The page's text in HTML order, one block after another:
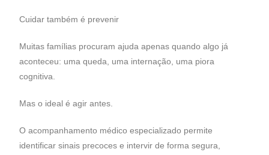
Cuidar também é prevenir
Muitas famílias procuram ajuda apenas quando algo já
aconteceu: uma queda, uma internação, uma piora
cognitiva.
Mas o ideal é agir antes.
O acompanhamento médico especializado permite
identificar sinais precoces e intervir de forma segura,